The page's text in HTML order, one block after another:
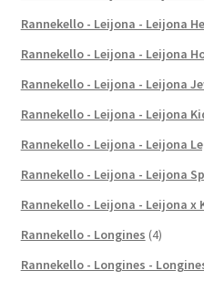
Rannekello - Leijona - Leijona
Rannekello - Leijona - Leijona
Rannekello - Leijona - Leijona
Rannekello - Leijona - Leijona
Rannekello - Leijona - Leijona
Rannekello - Leijona - Leijona
Rannekello - Leijona - Leijona x
Rannekello - Longines (4)
Rannekello - Longines -